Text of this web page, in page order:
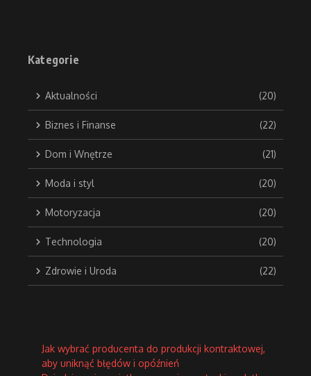
Kategorie
Aktualności (20)
Biznes i Finanse (22)
Dom i Wnętrze (21)
Moda i styl (20)
Motoryzacja (20)
Technologia (20)
Zdrowie i Uroda (22)
Jak wybrać producenta do produkcji kontraktowej,
aby uniknąć błędów i opóźnień